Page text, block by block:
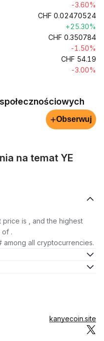
-3.60%
CHF 0.02470524
+25.30%
CHF 0.350784
-1.50%
CHF 54.19
-3.00%
+Obserwuj
na temat YE
is , and the highest
of .
among all cryptocurrencies.
kanyecoin.site